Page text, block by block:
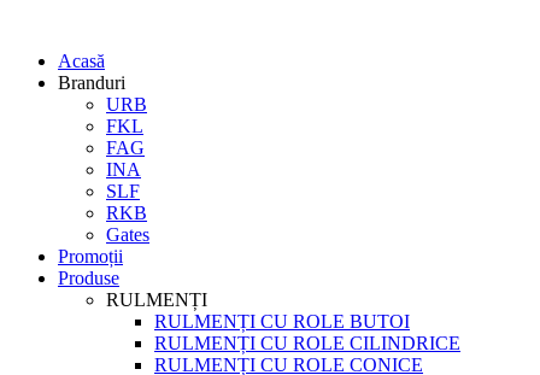
Acasă
Branduri
URB
FKL
FAG
INA
SLF
RKB
Gates
Promoții
Produse
RULMENȚI
RULMENȚI CU ROLE BUTOI
RULMENȚI CU ROLE CILINDRICE
RULMENȚI CU ROLE CONICE